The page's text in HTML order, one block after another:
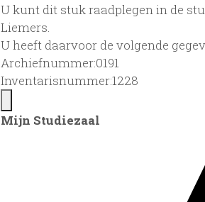
U kunt dit stuk raadplegen in de
Liemers.
U heeft daarvoor de volgende
Archiefnummer:0191
Inventarisnummer:1228
Mijn Studiezaal